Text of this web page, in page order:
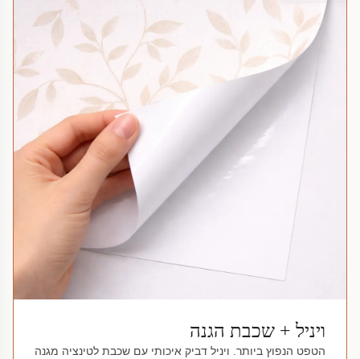
ויניל + שכבת הגנה
הטפט הנפוץ ביותר. ויניל דביק איכותי עם שכבת לטינציה מגנה